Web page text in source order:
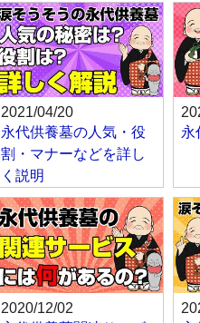
2021/04/20
永代供養墓の人気・役
割・マナーなどを詳し
く説明
永
2020/12/02